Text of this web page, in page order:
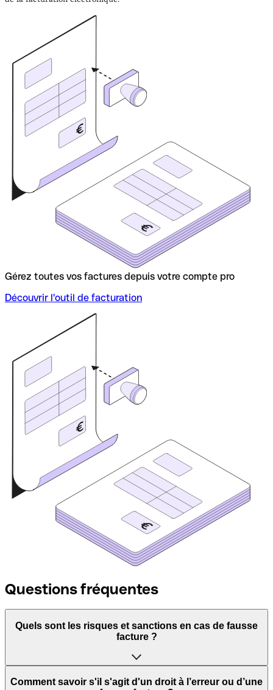
Gérez toutes vos factures depuis votre compte pro
Découvrir l'outil de facturation
Questions fréquentes
Quels sont les risques et sanctions en cas de fausse
facture ?
Les auteurs de fausses factures encourent un
Comment savoir s'il s'agit d'un droit à l’erreur ou d’une